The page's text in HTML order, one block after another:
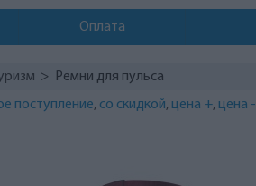
Оплата
> Ремни для пульса
поступление, со скидкой, цена +, цена -